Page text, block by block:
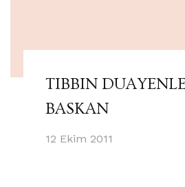
TIBBIN
BASKAN
12 Ekim 2011